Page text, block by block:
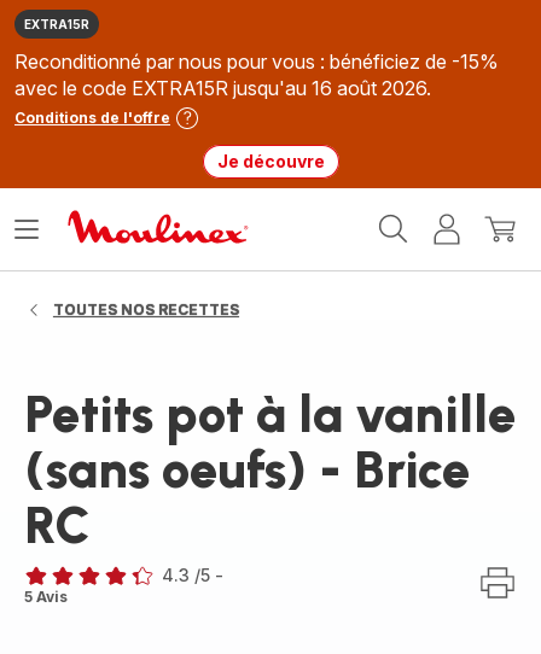
EXTRA15R
Reconditionné par nous pour vous : bénéficiez de -15%
avec le code EXTRA15R jusqu'au 16 août 2026.
Conditions de l'offre
Je découvre
MonMon
Ouvrir
TOUTES NOS RECETTES
Petits pot à la vanille
(sans oeufs) - Brice
RC
ratings.4.3
4.3 /5 -
5 Avis